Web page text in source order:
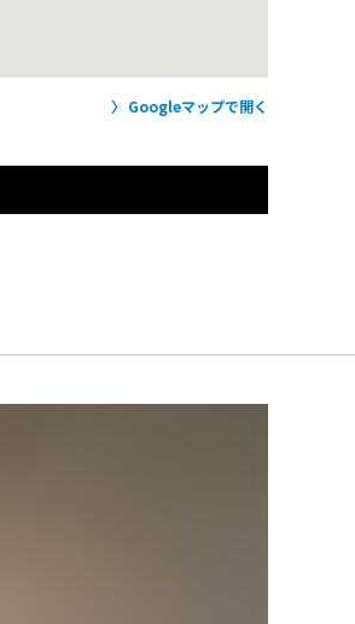
Googleマップで開く